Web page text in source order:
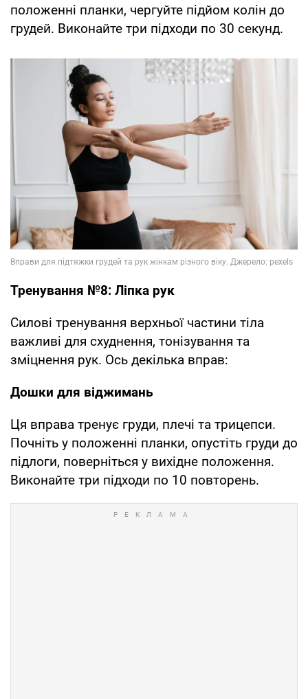
положенні планки, чергуйте підйом колін до
грудей. Виконайте три підходи по 30 секунд.
Тренування №8: Ліпка рук
Силові тренування верхньої частини тіла
важливі для схуднення, тонізування та
зміцнення рук. Ось декілька вправ:
Дошки для віджимань
Ця вправа тренує груди, плечі та трицепси.
Почніть у положенні планки, опустіть груди до
підлоги, поверніться у вихідне положення.
Виконайте три підходи по 10 повторень.